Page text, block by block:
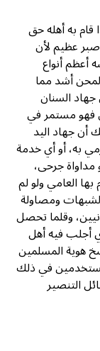
قام به أهله حق
صبر عظیم لأن
أعظم أنواع
أشد مما
السنان
فهو مستمر في
أن جهاد اليد
به، أو أي خدمة
جرحى،
العامي ولو لم
ومصاولة
وقلما تحصل
أجلب فيه أهل
هوية المسلمين
مستخدمين في ذلك
التنصير